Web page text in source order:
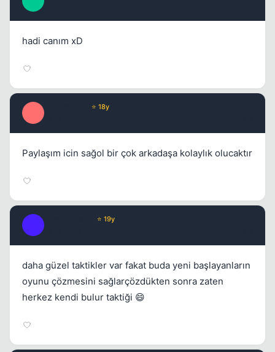
hadi canım xD
⭐ 18y
Paylaşım icin sağol bir çok arkadaşa kolaylık olucaktır
⭐ 19y
daha güzel taktikler var fakat buda yeni başlayanların
oyunu çözmesini sağlarçözdükten sonra zaten
herkez kendi bulur taktiği 😄